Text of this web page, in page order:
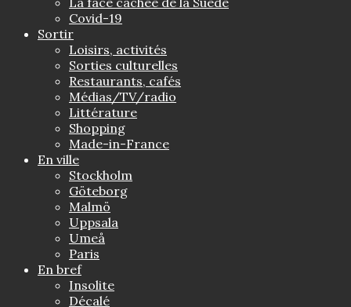
Covid-19
Sortir
Loisirs, activités
Sorties culturelles
Restaurants, cafés
Médias/TV/radio
Littérature
Shopping
Made-in-France
En ville
Stockholm
Göteborg
Malmö
Uppsala
Umeå
Paris
En bref
Insolite
Décalé